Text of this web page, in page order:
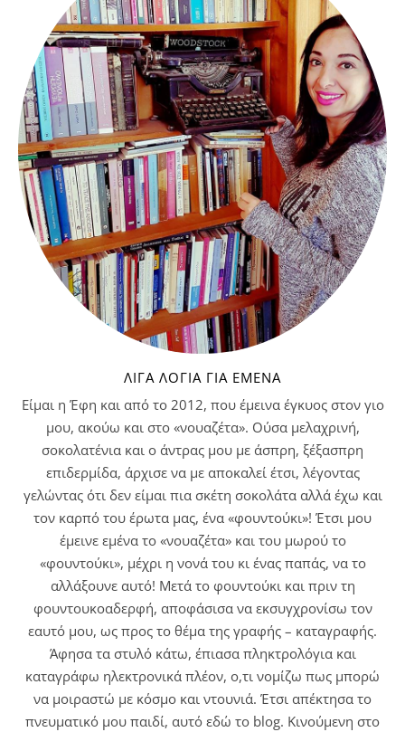
ΛΊΓΑ ΛΌΓΙΑ ΓΙΑ ΕΜΈΝΑ
Είμαι η Έφη και από το 2012, που έμεινα έγκυος στον γιο
μου, ακούω και στο «νουαζέτα». Ούσα μελαχρινή,
σοκολατένια και ο άντρας μου με άσπρη, ξέξασπρη
επιδερμίδα, άρχισε να με αποκαλεί έτσι, λέγοντας
γελώντας ότι δεν είμαι πια σκέτη σοκολάτα αλλά έχω και
τον καρπό του έρωτα μας, ένα «φουντούκι»! Έτσι μου
έμεινε εμένα το «νουαζέτα» και του μωρού το
«φουντούκι», μέχρι η νονά του κι ένας παπάς, να το
αλλάξουνε αυτό! Μετά το φουντούκι και πριν τη
φουντουκοαδερφή, αποφάσισα να εκσυγχρονίσω τον
εαυτό μου, ως προς το θέμα της γραφής – καταγραφής.
Άφησα τα στυλό κάτω, έπιασα πληκτρολόγια και
καταγράφω ηλεκτρονικά πλέον, ο,τι νομίζω πως μπορώ
να μοιραστώ με κόσμο και ντουνιά. Έτσι απέκτησα το
πνευματικό μου παιδί, αυτό εδώ το blog. Κινούμενη στο